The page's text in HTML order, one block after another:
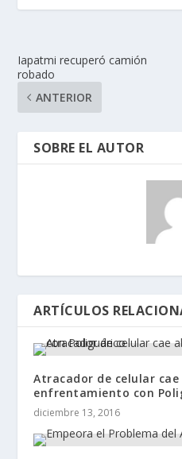
Iapatmi recuperó camión
robado
ANTERIOR
SOBRE EL AUTOR
ARTÍCULOS
Atracador de celular
enfrentamiento con
diciembre 13, 2016